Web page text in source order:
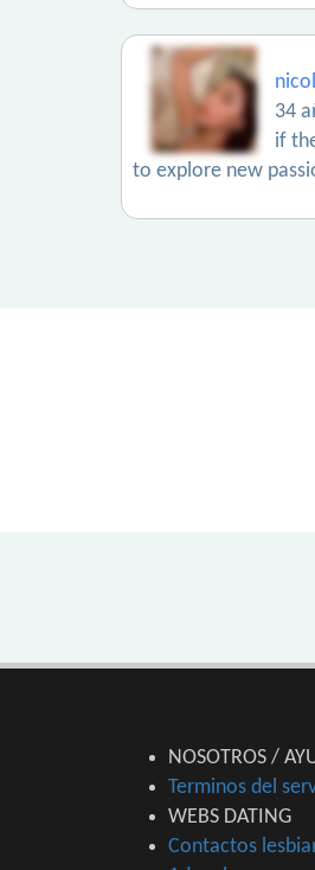
34
if
to explore new
NOSOTROS /
Terminos del
WEBS DATING
Contactos